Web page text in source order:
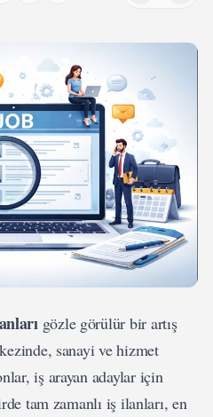
gözle görülür bir artış
sanayi ve hizmet
iş arayan adaylar için
tam zamanlı iş ilanları, en